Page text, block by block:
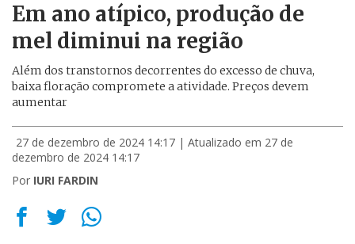
Em ano atípico, produção de
mel diminui na região
Além dos transtornos decorrentes do excesso de chuva,
baixa floração compromete a atividade. Preços devem
aumentar
27 de dezembro de 2024 14:17 | Atualizado em 27 de
dezembro de 2024 14:17
Por IURI FARDIN